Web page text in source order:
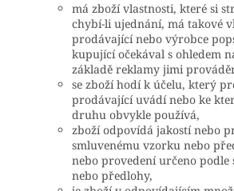
má zboží vlastnosti, které si
chybí-li ujednání, má takové
prodávající nebo výrobce
kupující očekával s ohledem
základě reklamy jimi
se zboží hodí k účelu, který
prodávající uvádí nebo ke
druhu obvykle používá,
zboží odpovídá jakostí nebo
smluvenému vzorku nebo
nebo provedení určeno
nebo předlohy,